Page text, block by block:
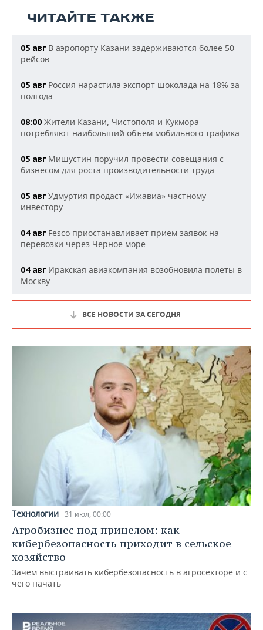
ЧИТАЙТЕ ТАКЖЕ
05 авг В аэропорту Казани задерживаются более 50
рейсов
05 авг Россия нарастила экспорт шоколада на 18% за
полгода
08:00 Жители Казани, Чистополя и Кукмора
потребляют наибольший объем мобильного трафика
05 авг Мишустин поручил провести совещания с
бизнесом для роста производительности труда
05 авг Удмуртия продаст «Ижавиа» частному
инвестору
04 авг Fesco приостанавливает прием заявок на
перевозки через Черное море
04 авг Иракская авиакомпания возобновила полеты в
Москву
ВСЕ НОВОСТИ ЗА СЕГОДНЯ
Технологии 31 июл, 00:00
Агробизнес под прицелом: как
кибербезопасность приходит в сельское
хозяйство
Зачем выстраивать кибербезопасность в агросекторе и с
чего начать